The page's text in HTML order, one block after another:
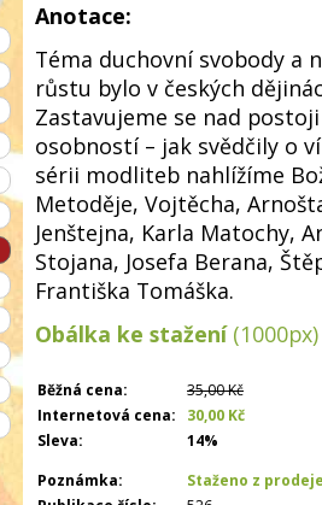
Anotace:
Téma duchovní svobody a
růstu bylo v českých
Zastavujeme se nad
osobností – jak svědčily o
sérii modliteb nahlížíme
Metoděje, Vojtěcha,
Jenštejna, Karla Matochy,
Stojana, Josefa Berana,
Františka Tomáška.
Obálka ke stažení(1000px)
Běžná cena:
35,00 Kč
Internetová cena:
30,00 Kč
Sleva:
14%
Poznámka:
Staženo z